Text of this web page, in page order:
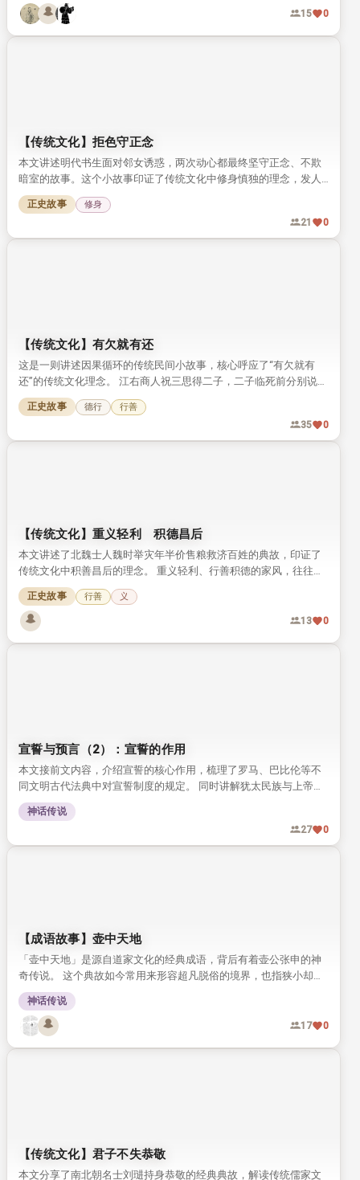
15 0
【传统文化】拒色守正念
本文讲述明代书生面对邻女诱惑，两次动心都最终坚守正念、不欺
暗室的故事。这个小故事印证了传统文化中修身慎独的理念，发人
深省。
正史故事 修身
21 0
【传统文化】有欠就有还
这是一则讲述因果循环的传统民间小故事，核心呼应了“有欠就有
还”的传统文化理念。 江右商人祝三思得二子，二子临死前分别说出
自己投胎前来还债、讨债的前世因果。 祝三思听从劝告积德行善，
最终得子养老，得享善终。
正史故事 德行 行善
35 0
【传统文化】重义轻利 积德昌后
本文讲述了北魏士人魏时举灾年半价售粮救济百姓的典故，印证了
传统文化中积善昌后的理念。 重义轻利、行善积德的家风，往往会
惠及后世子孙，这一观念流传千年，至今仍有启发意义。
正史故事 行善 义
13 0
宣誓与预言（2）：宣誓的作用
本文接前文内容，介绍宣誓的核心作用，梳理了罗马、巴比伦等不
同文明古代法典中对宣誓制度的规定。 同时讲解犹太民族与上帝立
约的传统，以及赎罪日解除未践誓约的相关习俗。
神话传说
27
0
【成语故事】壶中天地
「壶中天地」是源自道家文化的经典成语，背后有着壶公张申的神
奇传说。 这个典故如今常用来形容超凡脱俗的境界，也指狭小却自
有意趣的空间。
神话传说
17 0
【传统文化】君子不失恭敬
本文分享了南北朝名士刘琎持身恭敬的经典典故，解读传统儒家文